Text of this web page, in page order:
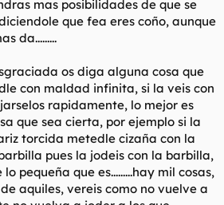
mas posibilidades de que se
que fea eres coño, aunque
da.........
os diga alguna cosa que
con maldad infinita, si la veis con
rapidamente, lo mejor es
que sea cierta, por ejemplo si la
torcida metedle cizaña con la
pues la jodeis con la barbilla,
pequeña que es.........hay mil cosas,
aquiles, vereis como no vuelve a